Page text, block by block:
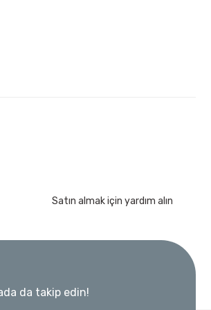
Satın almak için yardım alın
da takip edin!